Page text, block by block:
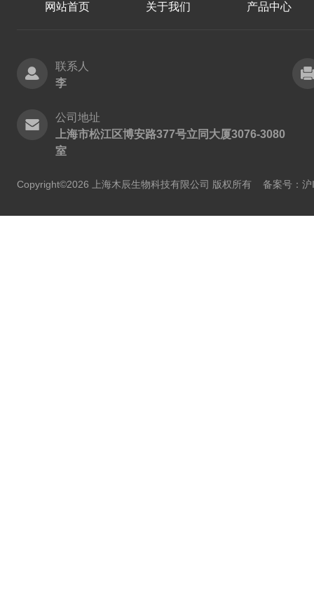
网站首页 关于我们 产品中心
联系人
李
公司地址
上海市松江区博安路377号立同大厦3076-3080
室
Copyright©2026 上海木辰生物科技有限公司 版权所有 备案号：